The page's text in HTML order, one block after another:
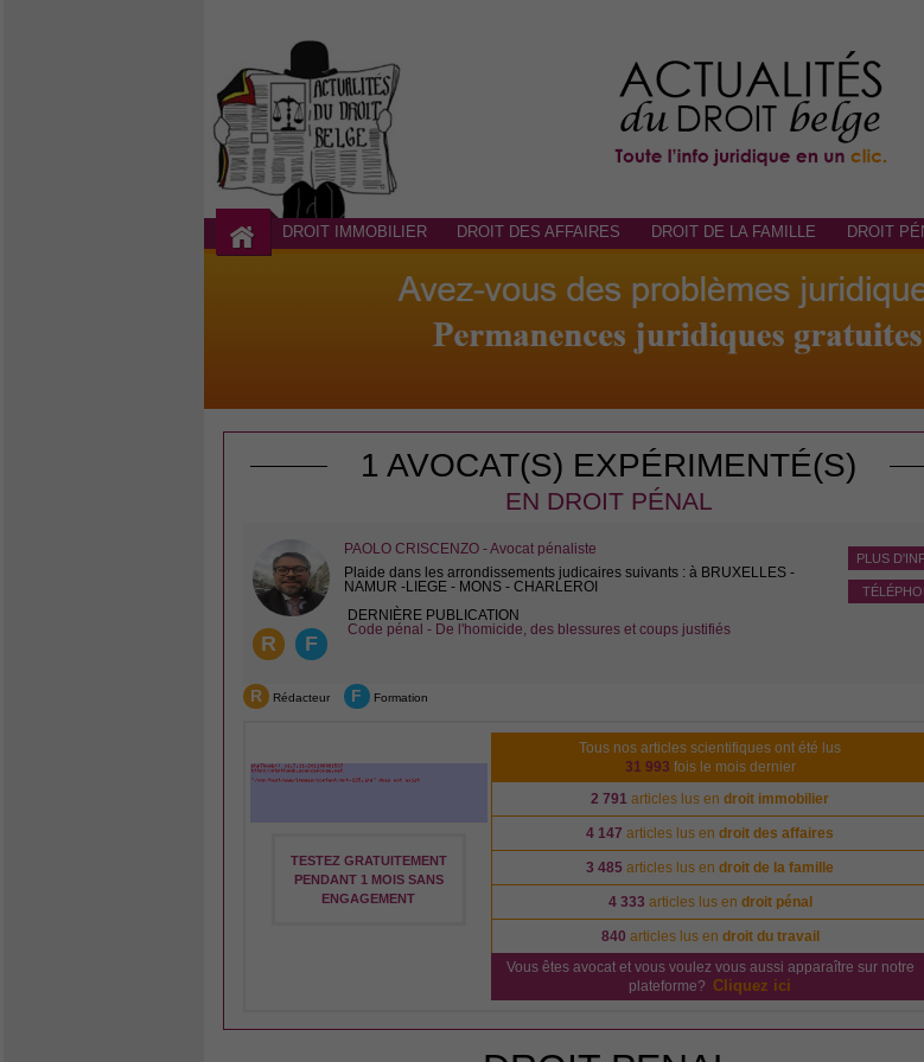
DROIT IMMOBILIER DROIT DES AFFAIRES DROIT DE LA FAMILLE DROIT
1 AVOCAT(S) EXPÉRIMENTÉ(S)
EN DROIT PÉNAL
R F
PLUS
PAOLO CRISCENZO - Avocat pénaliste
Plaide dans les arrondissements judicaires suivants : à BRUXELLES -
NAMUR -LIEGE - MONS - CHARLEROI
DERNIÈRE PUBLICATION
Code pénal - De l'homicide, des blessures et coups justifiés
R Rédacteur F Formation
TESTEZ GRATUITEMENT
PENDANT 1 MOIS SANS
ENGAGEMENT
Tous nos articles scientifiques ont été lus
31 993 fois le mois dernier
2 791 articles lus endroit immobilier
4 147 articles lus endroit des affaires
3 485 articles lus endroit de la famille
4 333 articles lus en droit pénal
840 articles lus en droit du travail
Vous êtes avocat et vous voulez vous aussi apparaître sur notre
plateforme? Cliquez ici